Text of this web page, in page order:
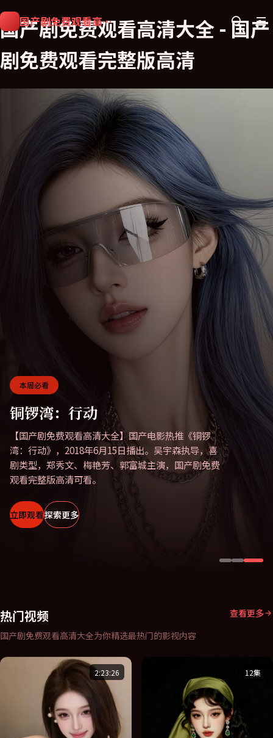
国产剧免费观看高清大全
国产剧免费观看高清大全- 国产
剧免费观看完整版高清
本周必看
铜锣湾：行动
【国产剧免费观看高清大全】国产电影热推《铜锣
湾：行动》，2018年6月15日播出。吴宇森执导，喜
剧类型，郑秀文、梅艳芳、郭富城主演，国产剧免费
观看完整版高清可看。
立即观看探索更多
热门视频
国产剧免费观看高清大全为你精选最热门的影视内容
查看更多
2:23:26 12集